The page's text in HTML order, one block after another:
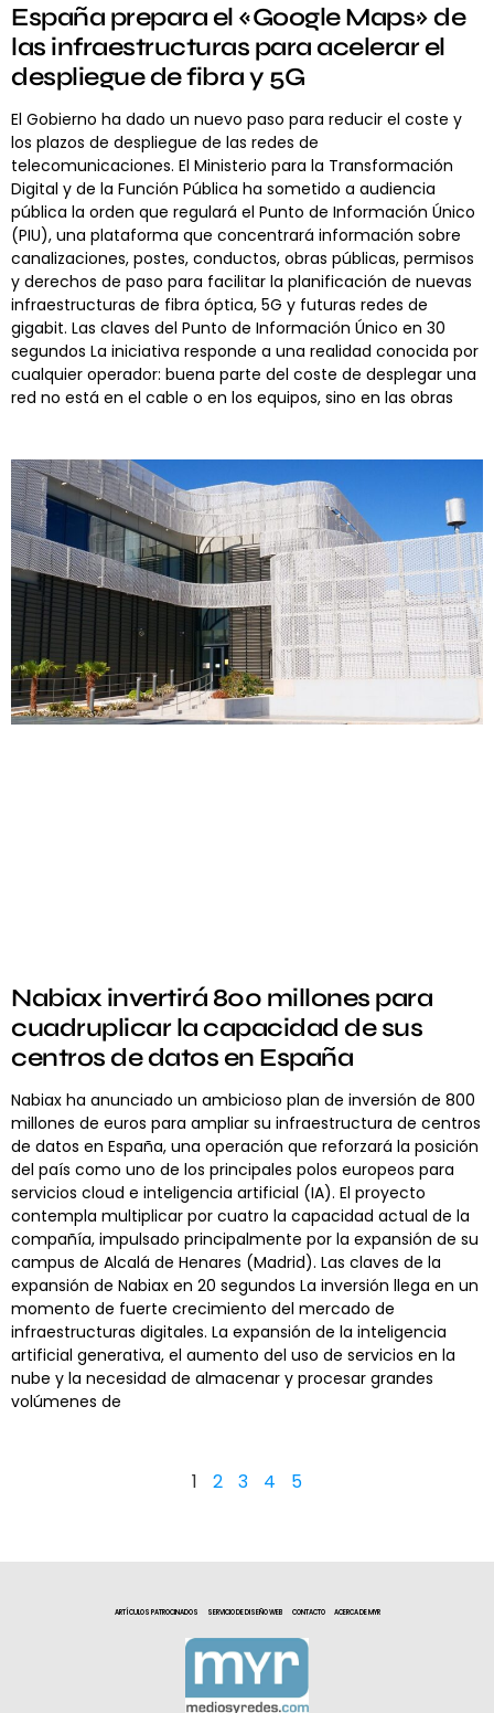
España prepara el «Google Maps» de
las infraestructuras para acelerar el
despliegue de fibra y 5G
El Gobierno ha dado un nuevo paso para reducir el coste y
los plazos de despliegue de las redes de
telecomunicaciones. El Ministerio para la Transformación
Digital y de la Función Pública ha sometido a audiencia
pública la orden que regulará el Punto de Información Único
(PIU), una plataforma que concentrará información sobre
canalizaciones, postes, conductos, obras públicas, permisos
y derechos de paso para facilitar la planificación de nuevas
infraestructuras de fibra óptica, 5G y futuras redes de
gigabit. Las claves del Punto de Información Único en 30
segundos La iniciativa responde a una realidad conocida por
cualquier operador: buena parte del coste de desplegar una
red no está en el cable o en los equipos, sino en las obras
Nabiax invertirá 800 millones para
cuadruplicar la capacidad de sus
centros de datos en España
Nabiax ha anunciado un ambicioso plan de inversión de 800
millones de euros para ampliar su infraestructura de centros
de datos en España, una operación que reforzará la posición
del país como uno de los principales polos europeos para
servicios cloud e inteligencia artificial (IA). El proyecto
contempla multiplicar por cuatro la capacidad actual de la
compañía, impulsado principalmente por la expansión de su
campus de Alcalá de Henares (Madrid). Las claves de la
expansión de Nabiax en 20 segundos La inversión llega en un
momento de fuerte crecimiento del mercado de
infraestructuras digitales. La expansión de la inteligencia
artificial generativa, el aumento del uso de servicios en la
nube y la necesidad de almacenar y procesar grandes
volúmenes de
1 2 3 4 5
ARTÍCULOS PATROCINADOS SERVICIO DE DISEÑO WEB CONTACTO ACERCA DE MYR